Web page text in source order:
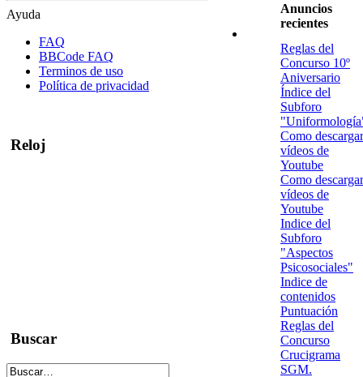
Ayuda
FAQ
BBCode FAQ
Terminos de uso
Política de privacidad
Reloj
Buscar
Anuncios
recientes
Reglas del
Concurso 10º
Aniversario
Índice del
Subforo
Como descargar
vídeos de
Youtube
Como descargar
vídeos de
Youtube
Indice del
Subforo
"Aspectos
Psicosociales"
Indice de
contenidos
Puntuación
Reglas del
Concurso
Crucigrama
SGM.